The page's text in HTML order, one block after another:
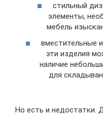
стильный
элементы,
мебель
вместительные
эти изделия
наличие
для
Но есть и недостатки.